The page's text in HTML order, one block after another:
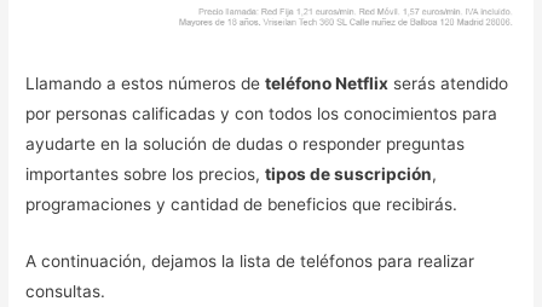
Llamando a estos números deteléfono Netflix serás atendido
por personas calificadas y con todos los conocimientos para
ayudarte en la solución de dudas o responder preguntas
importantes sobre los precios,tipos de suscripción,
programaciones y cantidad de beneficios que recibirás.
A continuación, dejamos la lista de teléfonos para realizar
consultas.